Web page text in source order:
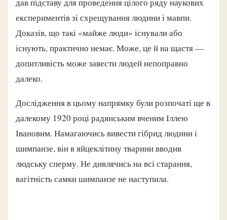
експериментів зі схрещування людини і мавпи.
Доказів, що такі «майже люди» існували або
існують, практично немає. Може, це й на щастя —
допитливість може завести людей непоправно
далеко.
Дослідження в цьому напрямку були розпочаті ще в
далекому 1920 році радянським вченим Іллею
Івановим. Намагаючись вивести гібрид людини і
шимпанзе, він в яйцеклітину тварини вводив
людську сперму. Не дивлячись на всі старання,
вагітність самки шимпанзе не наступила.